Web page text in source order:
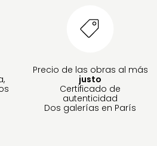
Precio de las obras al más
justo
Certificado de
autenticidad
Dos galerías en París